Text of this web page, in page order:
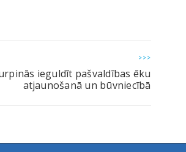
>>>
ieguldīt pašvaldības ēku
atjaunošanā un būvniecībā